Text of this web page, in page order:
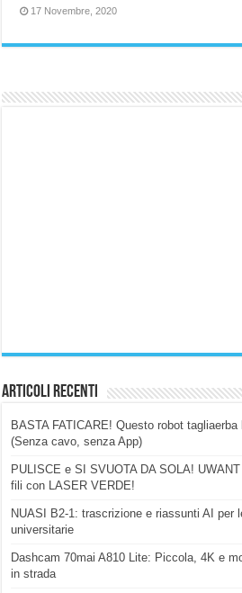
17 Novembre, 2020
Articoli Recenti
BASTA FATICARE! Questo robot
(Senza cavo, senza App)
PULISCE e SI SVUOTA DA SOLA!
fili con LASER VERDE!
NUASI B2-1: trascrizione e riassunti AI per
universitarie
Dashcam 70mai A810 Lite: Piccola, 4K e
in strada